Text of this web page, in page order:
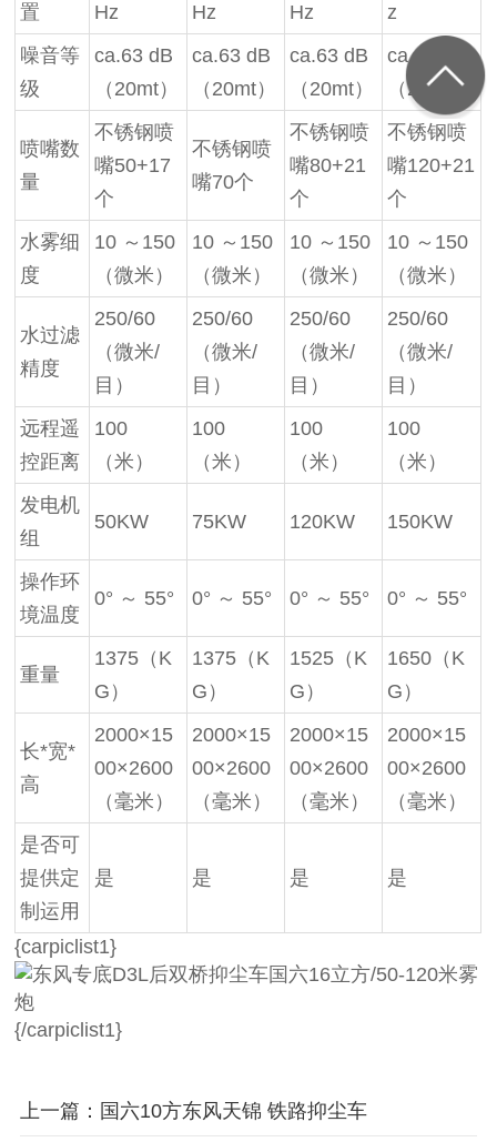
置
Hz
Hz
Hz
z
噪音等
级
ca.63 dB
（20mt）
ca.63 dB
（20mt）
ca.63 dB
（20mt）
ca.63 dB
（20mt）
喷嘴数
量
不锈钢喷
嘴50+17
个
不锈钢喷
嘴70个
不锈钢喷
嘴80+21
个
不锈钢喷
嘴120+21
个
水雾细
度
10 ～150
（微米）
10 ～150
（微米）
10 ～150
（微米）
10 ～150
（微米）
水过滤
精度
250/60
（微米/
目）
250/60
（微米/
目）
250/60
（微米/
目）
250/60
（微米/
目）
远程遥
控距离
100
（米）
100
（米）
100
（米）
100
（米）
发电机
组
50KW 75KW 120KW 150KW
操作环
境温度
0° ～ 55° 0° ～ 55° 0° ～ 55° 0° ～ 55°
重量
1375（K
G）
1375（K
G）
1525（K
G）
1650（K
G）
长*宽*
高
2000×15
00×2600
（毫米）
2000×15
00×2600
（毫米）
2000×15
00×2600
（毫米）
2000×15
00×2600
（毫米）
是否可
提供定
制运用
是 是 是 是
{carpiclist1}
{/carpiclist1}
上一篇：国六10方东风天锦 铁路抑尘车